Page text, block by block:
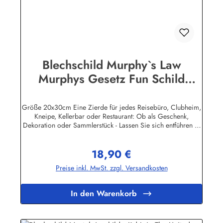
Blechschild Murphy`s Law
Murphys Gesetz Fun Schild
Größe 20x30cm Eine Zierde für jedes Reisebüro, Clubheim,
Kneipe, Kellerbar oder Restaurant: Ob als Geschenk,
Dekoration oder Sammlerstück - Lassen Sie sich entführen in
Sie sich und Ihren Freunden eine dekorative Erinnerung an
die gute alte Zeit! Unsere Blechschilder sind in Super-Qualität
aus hochwertigem Metall (Stahlblech) gefertigt. Die
Lebensdauer ist damit garantiert. Wir verkaufen nur original
lizensierte Werbeschilder. Nicht jeder Hersteller oder
Veranstalter hat seine Metallschilder zum öffentlichen Verkauf
Regulärer Preis:
18,90 €
Preise inkl. MwSt. zzgl. Versandkosten
In den Warenkorb